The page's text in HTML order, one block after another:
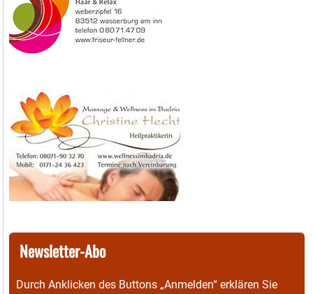
Newsletter-Abo
Durch Anklicken des Buttons „Anmelden“ erklären Sie